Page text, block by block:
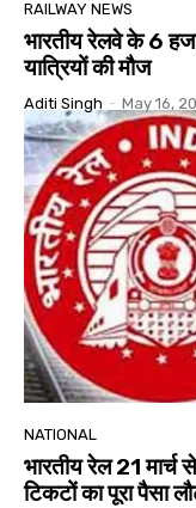
RAILWAY NEWS
भारतीय रेलवे के 6
यात्रियों की मौज
Aditi Singh - May 16,
NATIONAL
भारतीय रेल 21
टिकटों का पूरा पैसा